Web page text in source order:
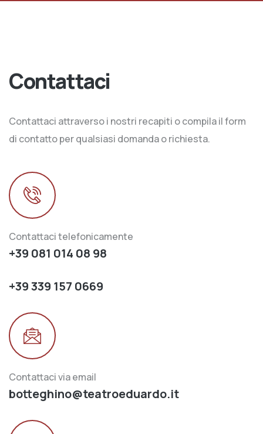
Contattaci
Contattaci attraverso i nostri recapiti o compila il form
di contatto per qualsiasi domanda o richiesta.
Contattaci telefonicamente
+39 081 014 08 98
+39 339 157 0669
Contattaci via email
botteghino@teatroeduardo.it